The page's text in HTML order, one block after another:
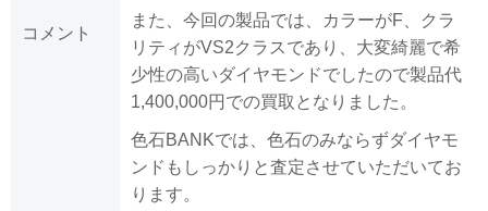
コメント
また、今回の製品では、カラーがF、クラ
リティがVS2クラスであり、大変綺麗で希
少性の高いダイヤモンドでしたので製品代
1,400,000円での買取となりました。
色石BANKでは、色石のみならずダイヤモ
ンドもしっかりと査定させていただいてお
ります。